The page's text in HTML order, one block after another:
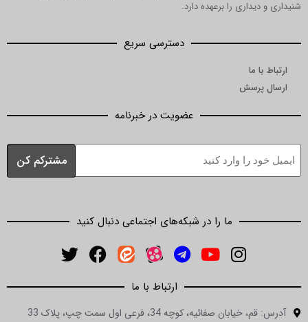
شنیداری و دیداری را برعهده دارد.
دسترسی سریع
ارتباط با ما
ارسال پرسش
عضویت در خبرنامه
ما را در شبکه‌های اجتماعی دنبال کنید
ارتباط با ما
آدرس: قم، خیابان صفائیه، کوچه 34، فرعی اول سمت چپ، پلاک 33